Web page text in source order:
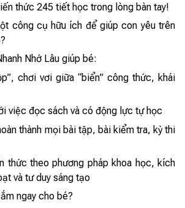
thức 245 tiết học trong lòng bàn tay!
công cụ hữu ích để giúp con yêu trên
Nhớ Lâu giúp bé:
chơi vơi giữa “biển” công thức, khái
việc đọc sách và có động lực tự học
thành mọi bài tập, bài kiểm tra, kỳ thi
thức theo phương pháp khoa học, kích
và tư duy sáng tạo
ngay cho bé?